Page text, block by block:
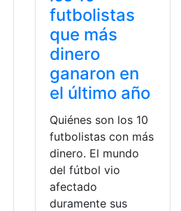
futbolistas
que más
dinero
ganaron en
el último año
Quiénes son los 10
futbolistas con más
dinero. El mundo
del fútbol vio
afectado
duramente sus